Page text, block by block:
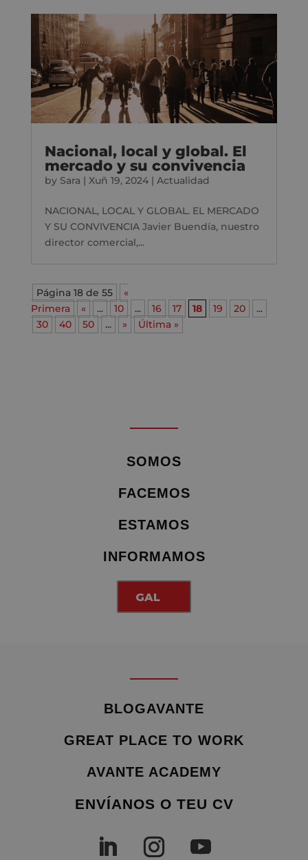
Nacional, local y global. El
mercado y su convivencia
by Sara | Xuñ 19, 2024| Actualidad
NACIONAL, LOCAL Y GLOBAL. EL MERCADO
Y SU CONVIVENCIA Javier Buendía, nuestro
director comercial,...
Página 18 de 55
«
Primera
« ... 10 ... 16 17 18 19 20
...
30
40 50 ... » Última »
SOMOS
FACEMOS
ESTAMOS
INFORMAMOS
GAL
BLOGAVANTE
GREAT PLACE TO WORK
AVANTE ACADEMY
ENVÍANOS O TEU CV